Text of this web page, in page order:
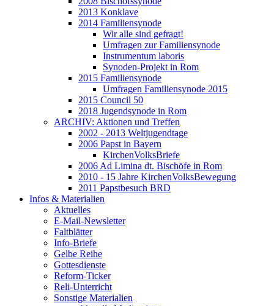
2013 Konklave
2014 Familiensynode
Wir alle sind gefragt!
Umfragen zur Familiensynode
Instrumentum laboris
Synoden-Projekt in Rom
2015 Familiensynode
Umfragen Familiensynode 2015
2015 Council 50
2018 Jugendsynode in Rom
ARCHIV: Aktionen und Treffen
2002 - 2013 Weltjugendtage
2006 Papst in Bayern
KirchenVolksBriefe
2006 Ad Limina dt. Bischöfe in Rom
2010 - 15 Jahre KirchenVolksBewegung
2011 Papstbesuch BRD
Infos & Materialien
Aktuelles
E-Mail-Newsletter
Faltblätter
Info-Briefe
Gelbe Reihe
Gottesdienste
Reform-Ticker
Reli-Unterricht
Sonstige Materialien